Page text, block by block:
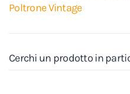
Poltrone Vintage
Cerchi un prodotto in